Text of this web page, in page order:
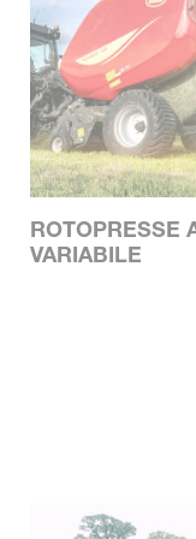
ROTOPRESSE
VARIABILE